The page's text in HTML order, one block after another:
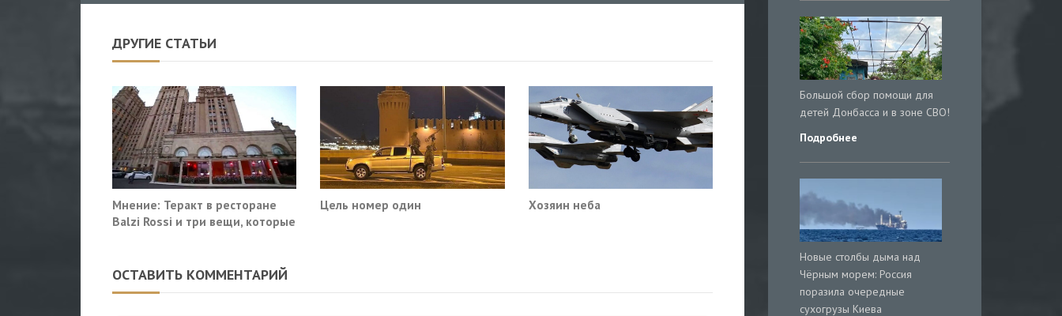
ДРУГИЕ СТАТЬИ
Мнение: Теракт в ресторане
Balzi Rossi и три вещи, которые
Цель номер один Хозяин неба
ОСТАВИТЬ КОММЕНТАРИЙ
Большой сбор помощи для
детей Донбасса и в зоне СВО!
Подробнее
Новые столбы дыма над
Чёрным морем: Россия
поразила очередные
сухогрузы Киева